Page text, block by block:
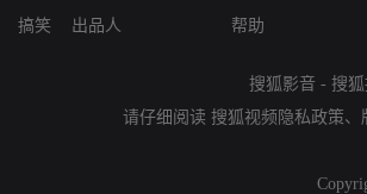
搞笑
出品人
帮助
搜狐影音 - 搜
请仔细阅读 搜狐视频隐私政策、